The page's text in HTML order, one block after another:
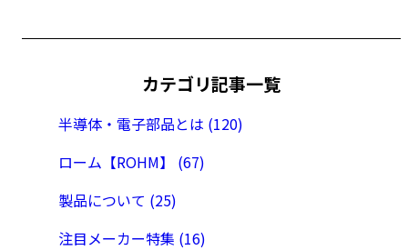
カテゴリ記事一覧
半導体・電子部品とは (120)
ローム【ROHM】 (67)
製品について (25)
注目メーカー特集 (16)